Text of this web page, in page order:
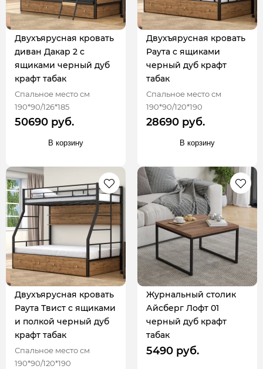
Двухъярусная кровать
диван Дакар 2 с
ящиками черный дуб
крафт табак
Спальное место см
190*90/126*185
50690 руб.
В корзину
Двухъярусная кровать
Раута с ящиками
черный дуб крафт
табак
Спальное место см
190*90/120*190
28690 руб.
В корзину
Двухъярусная кровать
Раута Твист с ящиками
и полкой черный дуб
крафт табак
Спальное место см
190*90/120*190
Журнальный столик
Айсберг Лофт 01
черный дуб крафт
табак
5490 руб.